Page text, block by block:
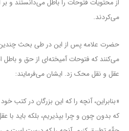
از محتویات فتوحات را باطل می‌دانستند و
می‌کردند.
حضرت علامه پس از این در طی بحث چندین
می‌کنند که فتوحات آمیخته‌ای از حق و باطل
عقل و نقل محک زد. ایشان می‌فرمایند:
«بنابراین، آنچه را که این بزرگان در کتب
که بدون چون و چرا بپذیریم، بلکه باید با